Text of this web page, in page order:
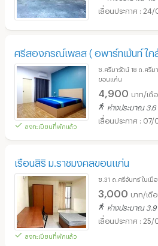
24/
ศรีสองภรณ์เพลส ( อพาร์ทเม้นท์ ใก
ลงทะเบียนที่พักแล้ว
ซ.ศรีมารัตน์ 18 ถ.ศรีม
ขอนแก่น
4,900 บาท/เดื
ห่างประมาณ 3.6
07/
เรือนสิริ ม.ราชมงคลขอนแก่น
ลงทะเบียนที่พักแล้ว
ซ.31 ถ.ศรีจันทร์ ในเมื
3,000 บาท/เดื
ห่างประมาณ 3.9
25/